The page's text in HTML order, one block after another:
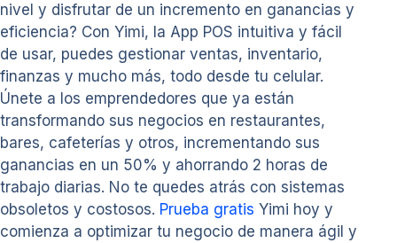
nivel y disfrutar de un incremento en ganancias y
eficiencia? Con Yimi, la App POS intuitiva y fácil
de usar, puedes gestionar ventas, inventario,
finanzas y mucho más, todo desde tu celular.
Únete a los emprendedores que ya están
transformando sus negocios en restaurantes,
bares, cafeterías y otros, incrementando sus
ganancias en un 50% y ahorrando 2 horas de
trabajo diarias. No te quedes atrás con sistemas
obsoletos y costosos. Prueba gratis Yimi hoy y
comienza a optimizar tu negocio de manera ágil y